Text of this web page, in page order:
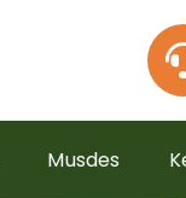
Musdes